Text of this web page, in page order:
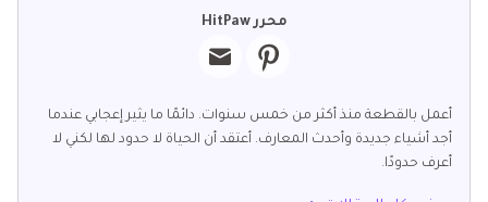
محرر HitPaw
أعمل بالقطعة منذ أكثر من خمس سنوات. دائمًا ما يثير إعجابي عندما
أجد أشياء جديدة وأحدث المعارف. أعتقد أن الحياة لا حدود لها لكني لا
أعرف حدودًا.